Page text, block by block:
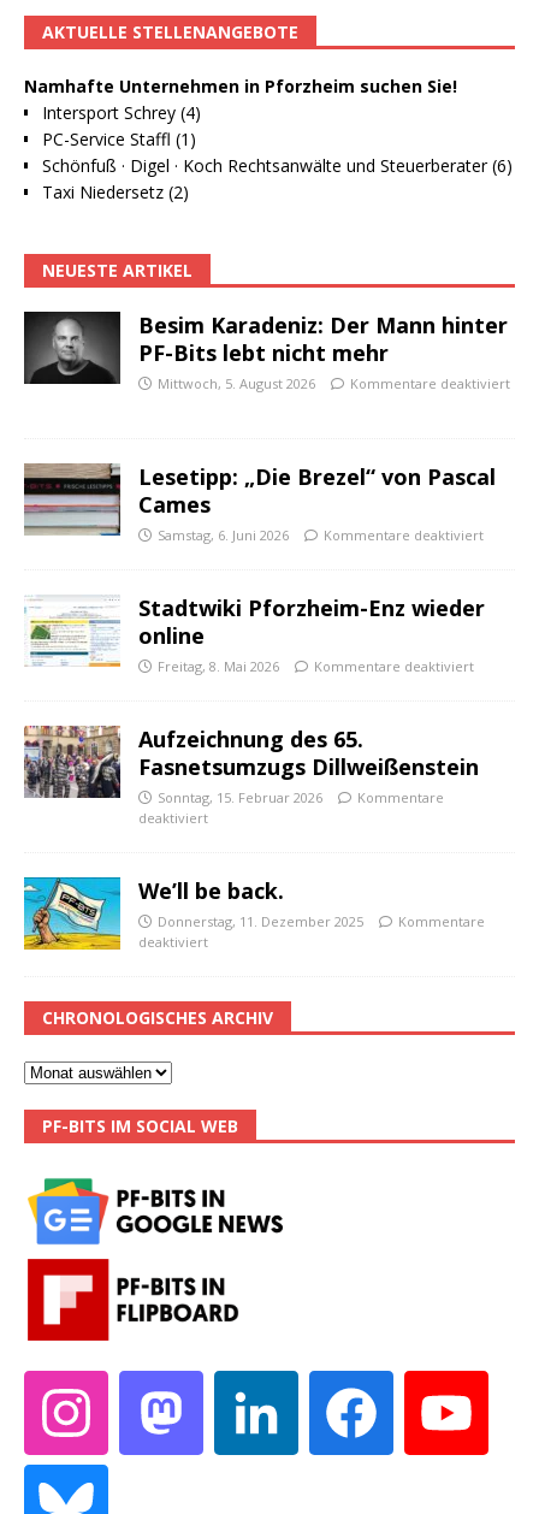
AKTUELLE STELLENANGEBOTE
Namhafte Unternehmen in Pforzheim suchen Sie!
Intersport Schrey (4)
PC-Service Staffl (1)
Schönfuß · Digel · Koch Rechtsanwälte und Steuerberater (6)
Taxi Niedersetz (2)
NEUESTE ARTIKEL
Besim Karadeniz: Der Mann hinter
PF-Bits lebt nicht mehr
Mittwoch, 5. August 2026 Kommentare deaktiviert
Lesetipp: „Die Brezel“ von Pascal
Cames
Samstag, 6. Juni 2026 Kommentare deaktiviert
Stadtwiki Pforzheim-Enz wieder
online
Freitag, 8. Mai 2026 Kommentare deaktiviert
Aufzeichnung des 65.
Fasnetsumzugs Dillweißenstein
Sonntag, 15. Februar 2026
Kommentare
deaktiviert
We’ll be back.
Donnerstag, 11. Dezember 2025
Kommentare
deaktiviert
CHRONOLOGISCHES ARCHIV
PF-BITS IM SOCIAL WEB